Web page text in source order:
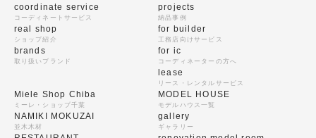
coordinate service
コーディネートサービス
real shop
ショップ紹介
brands
取り扱いブランド
projects
納品事例
for builder
工務店向けサービス
for ic
コーディネーターの方へ
lease
リース・レンタルサービス
Miele Shop Chiba
ミーレ・ショップ千葉
NAMIKI MOKUZAI
並木木材
MODEL HOUSE
モデルハウス一覧
gallery
ギャラリー